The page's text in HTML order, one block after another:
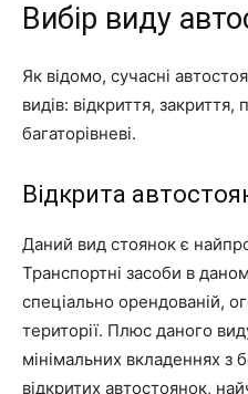
Вибір виду
Як відомо, сучасні
видів: відкриття, закриття,
багаторівневі.
Відкрита
Даний вид стоянок є
Транспортні засоби в
спеціально орендованій,
території. Плюс даного
мінімальних вкладеннях з
відкритих автостоянок,